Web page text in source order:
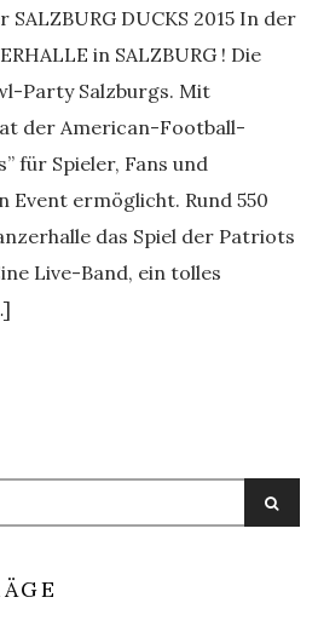
SALZBURG DUCKS 2015 In der
in SALZBURG ! Die
Party Salzburgs. Mit
der American-Football-
für Spieler, Fans und
Event ermöglicht. Rund 550
das Spiel der Patriots
Live-Band, ein tolles